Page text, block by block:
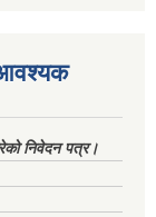
आवश्यक
निवेदन पत्र।